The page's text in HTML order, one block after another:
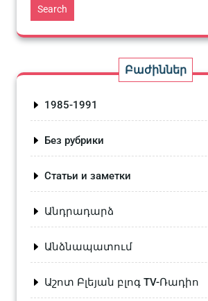
Search
Բաժիններ
1985-1991
Без рубрики
Статьи и заметки
Անդրադարձ
Անձնապատում
Աշոտ Բլեյան բլոգ TV-Ռադիո